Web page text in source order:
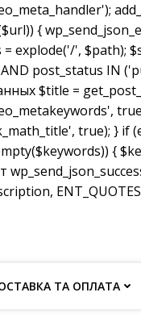
{
explode('/', $path);
AND post_status IN
$title =
true); } if
{
ТА ОПЛАТА